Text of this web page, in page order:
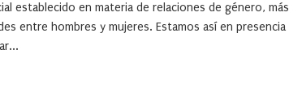
establecido en materia de relaciones de género,
entre hombres y mujeres. Estamos así en